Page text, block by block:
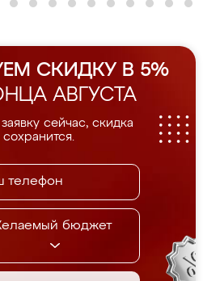
СКИДКУ В 5%
АВГУСТА
сейчас, скидка
сохранится.
бюджет